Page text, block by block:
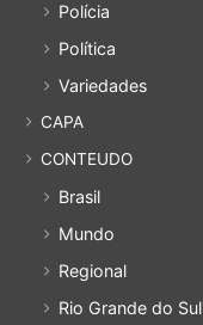
Polícia
Política
Variedades
CAPA
CONTEUDO
Brasil
Mundo
Regional
Rio Grande do Sul